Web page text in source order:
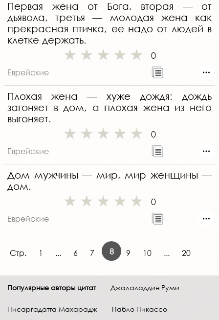
Первая жена от Бога, вторая — от
дьявола, третья — молодая жена как
прекрасная птичка, ее надо от людей в
клетке держать.
0
Еврейские
Плохая жена — хуже дождя: дождь
загоняет в дом, а плохая жена из него
выгоняет.
0
Еврейские
Дом мужчины — мир, мир женщины —
дом.
0
Еврейские
Стр. 1 ... 6 7 8 9 10 ... 20
Популярные авторы цитат Джалаладдин Руми
Нисаргадатта Махарадж Пабло Пикассо